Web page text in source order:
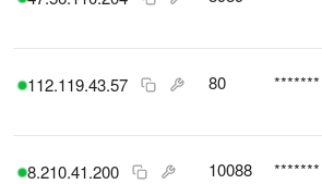
112.119.43.57 80 *******
8.210.41.200 10088 *******